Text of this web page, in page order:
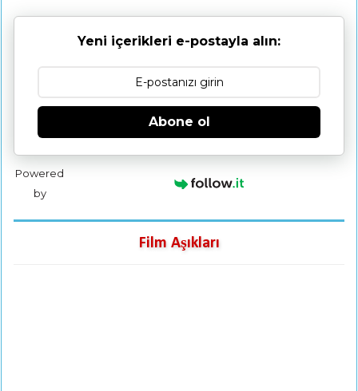
Yeni içerikleri e-postayla alın:
Abone ol
Powered
by
Film Aşıkları